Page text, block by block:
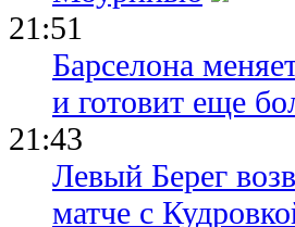
21:51
Барселона
и готовит еще
21:43
Левый Берег
матче с